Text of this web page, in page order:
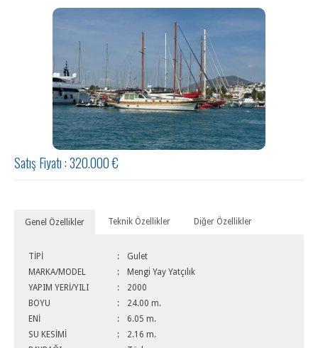
Satış Fiyatı : 320.000 €
Genel Özellikler Teknik Özellikler Diğer Özellikler
TİPİ :
Gulet
MARKA/MODEL
:
Mengi Yay Yatçılık
YAPIM YERİ/YILI
:
2000
BOYU
:
24.00 m.
ENİ
:
6.05 m.
SU KESİMİ
:
2.16 m.